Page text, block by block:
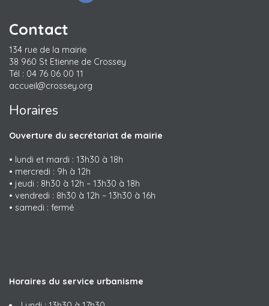
Contact
134 rue de la mairie
38 960 St Etienne de Crossey
Tél : 04 76 06 00 11
accueil@crossey.org
Horaires
Ouverture du secrétariat de mairie
• lundi et mardi : 13h30 à 18h
• mercredi : 9h à 12h
• jeudi : 8h30 à 12h – 13h30 à 18h
• vendredi : 8h30 à 12h – 13h30 à 16h
• samedi : fermé
Horaires du service urbanisme